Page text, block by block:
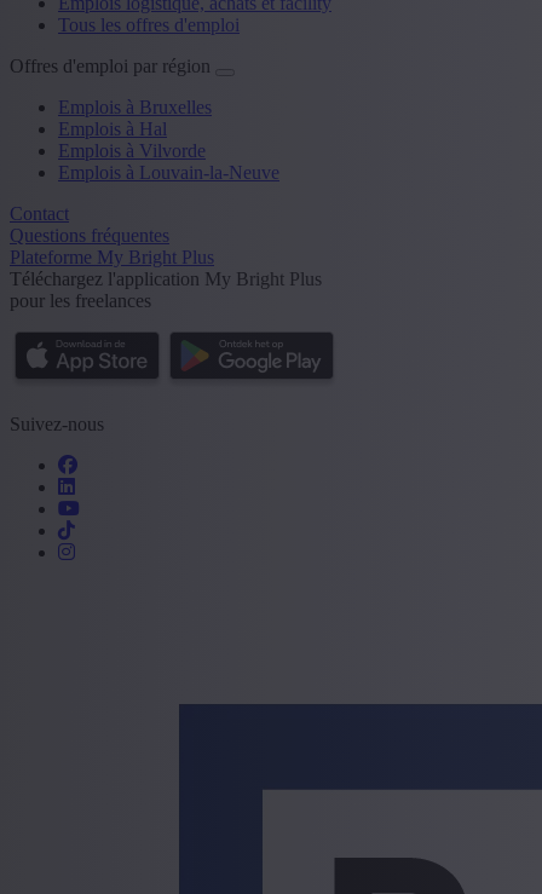
Tous les offres d'emploi
Offres d'emploi par région
Emplois à Bruxelles
Emplois à Hal
Emplois à Vilvorde
Emplois à Louvain-la-Neuve
Contact
Questions fréquentes
Plateforme My Bright Plus
Téléchargez l'application My Bright Plus
pour les freelances
Suivez-nous